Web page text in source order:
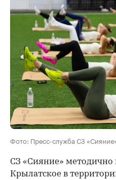
Фото: Пресс-служба СЗ
СЗ «Сияние» методично
Крылатское в